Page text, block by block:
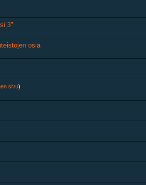
3"
osia
sivu)